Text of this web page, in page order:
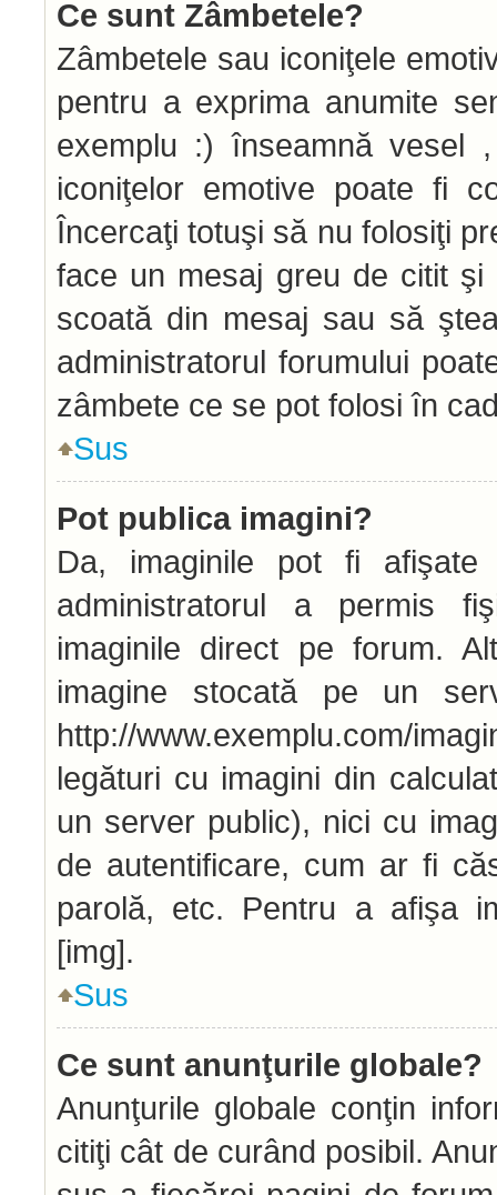
Ce sunt Zâmbetele?
Zâmbetele sau iconiţele
pentru a exprima anumite
exemplu :) înseamnă vesel
iconiţelor emotive poate fi
Încercaţi totuşi să nu folosiţi
face un mesaj greu de citit
scoată din mesaj sau să
administratorul forumului
zâmbete ce se pot folosi în
Sus
Pot publica imagini?
Da, imaginile pot fi afişate
administratorul a permis
imaginile direct pe forum.
imagine stocată pe un
http://www.exemplu.com/
legături cu imagini din
un server public), nici cu
de autentificare, cum ar fi
parolă, etc. Pentru a afişa
[img].
Sus
Ce sunt anunţurile globale?
Anunţurile globale conţin
citiţi cât de curând posibil.